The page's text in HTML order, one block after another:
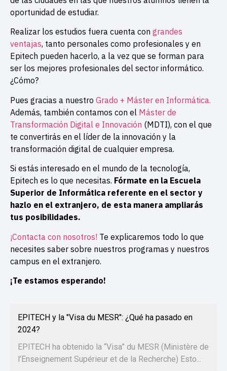
oportunidad de estudiar.
Realizar los estudios fuera cuenta con grandes
ventajas, tanto personales como profesionales y en
Epitech pueden hacerlo, a la vez que se forman para
ser los mejores profesionales del sector informático.
¿Cómo?
Pues gracias a nuestro Grado + Máster en Informática.
Además, también contamos con el Máster de
Transformación Digital e Innovación (MDTI), con el que
te convertirás en el líder de la innovación y la
transformación digital de cualquier empresa.
Si estás interesado en el mundo de la tecnología,
Epitech es lo que necesitas. Fórmate en la Escuela
Superior de Informática referente en el sector y
hazlo en el extranjero, de esta manera ampliarás
tus posibilidades.
¡Contacta con nosotros! Te explicaremos todo lo que
necesites saber sobre nuestros programas y nuestros
campus en el extranjero.
¡Te estamos esperando!
EPITECH y la "Visa du MESR": ¿Qué ha pasado en
2024?
EPITECH ha obtenido la “Visa” du MESR (Ministère de
l’Enseignement Supérieur et de la Recherche) Esto...